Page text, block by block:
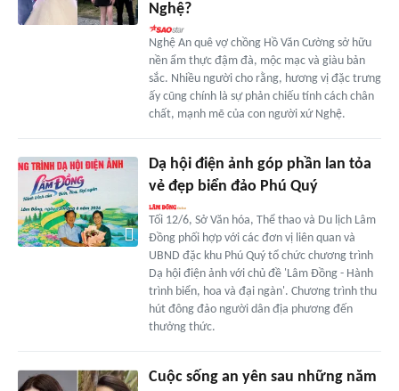
Nghệ?
Nghệ An quê vợ chồng Hồ Văn Cường sở hữu
nền ẩm thực đậm đà, mộc mạc và giàu bản
sắc. Nhiều người cho rằng, hương vị đặc trưng
ấy cũng chính là sự phản chiếu tính cách chân
chất, mạnh mẽ của con người xứ Nghệ.
Dạ hội điện ảnh góp phần lan tỏa
vẻ đẹp biển đảo Phú Quý
Tối 12/6, Sở Văn hóa, Thể thao và Du lịch Lâm
Đồng phối hợp với các đơn vị liên quan và
UBND đặc khu Phú Quý tổ chức chương trình
Dạ hội điện ảnh với chủ đề 'Lâm Đồng - Hành
trình biển, hoa và đại ngàn'. Chương trình thu
hút đông đảo người dân địa phương đến
thưởng thức.
Cuộc sống an yên sau những năm